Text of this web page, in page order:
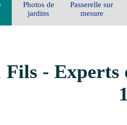
Photos de
jardins
Passerelle sur
mesure
- Experts